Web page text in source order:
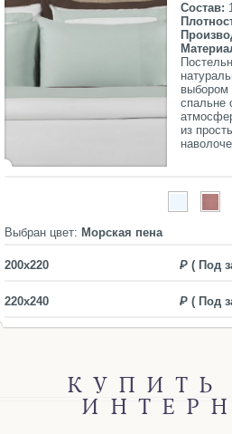
Состав:
выбором
спальне
из
Выбран цвет: Морская пена
200x220 ( Под
220x240 ( Под